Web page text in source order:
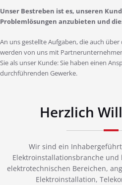
Unser Bestreben ist es, unseren
Problemlösungen anzubieten und
An uns gestellte Aufgaben, die auch
werden von uns mit
Sie als unser Kunde: Sie haben einen
durchführenden Gewerke.
Herzlich
Wir sind ein
Elektroinstallationsbranche
elektrotechnischen Bereichen,
Elektroinstallation,